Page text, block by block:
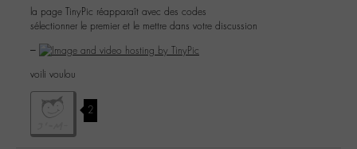
la page TinyPic réapparaît avec des codes
sélectionner le premier et le mettre dans votre discussion
–
voili voulou
2